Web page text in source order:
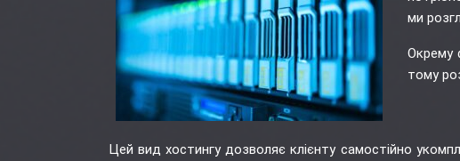
ми
Окрему
тому
Цей вид хостингу дозволяє клієнту самостійно